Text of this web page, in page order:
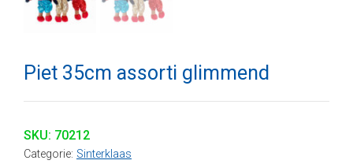
Piet 35cm assorti glimmend
SKU: 70212
Categorie: Sinterklaas